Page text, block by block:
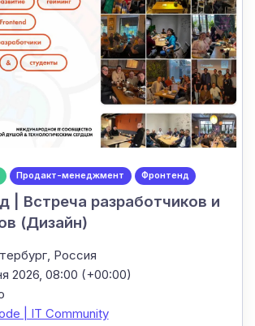
Продакт-менеджмент Фронтенд
| Встреча разработчиков и
(Дизайн)
Россия
2026, 08:00 (+00:00)
| IT Community